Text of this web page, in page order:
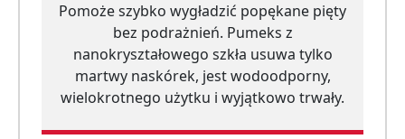
Pomoże szybko wygładzić popękane pięty
bez podrażnień. Pumeks z
nanokryształowego szkła usuwa tylko
martwy naskórek, jest wodoodporny,
wielokrotnego użytku i wyjątkowo trwały.